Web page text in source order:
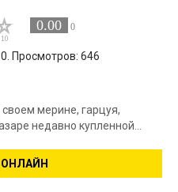
0.00 0
Просмотров: 646
мерине, гарцуя,
недавно купленной…